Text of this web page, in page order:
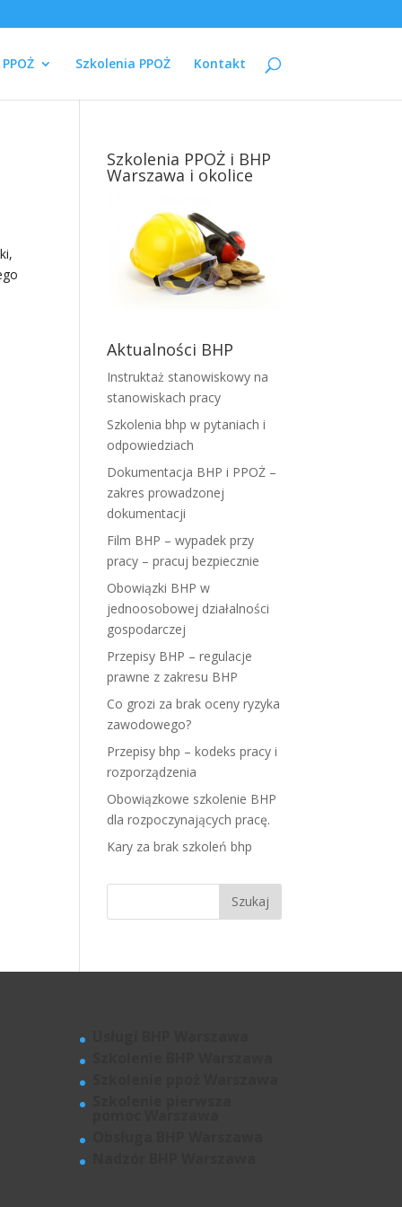
Szkolenia PPOŻ Kontakt
Szkolenia PPOŻ i BHP
Warszawa i okolice
Aktualności BHP
Instruktaż stanowiskowy na
stanowiskach pracy
Szkolenia bhp w pytaniach i
odpowiedziach
Dokumentacja BHP i PPOŻ –
zakres prowadzonej
dokumentacji
Film BHP – wypadek przy
pracy – pracuj bezpiecznie
Obowiązki BHP w
jednoosobowej działalności
gospodarczej
Przepisy BHP – regulacje
prawne z zakresu BHP
Co grozi za brak oceny ryzyka
zawodowego?
Przepisy bhp – kodeks pracy i
rozporządzenia
Obowiązkowe szkolenie BHP
dla rozpoczynających pracę.
Kary za brak szkoleń bhp